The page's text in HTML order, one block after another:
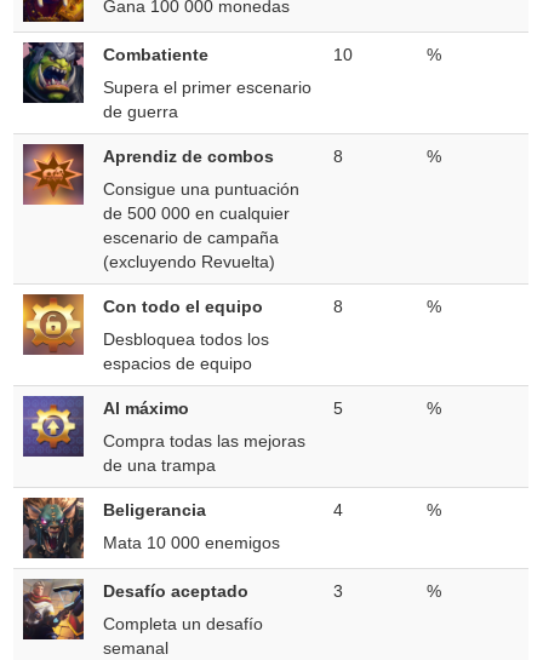
Gana 100 000 monedas
Combatiente
Supera el primer escenario
de guerra
10 %
Aprendiz de combos
Consigue una puntuación
de 500 000 en cualquier
escenario de campaña
(excluyendo Revuelta)
8 %
Con todo el equipo
Desbloquea todos los
espacios de equipo
8 %
Al máximo
Compra todas las mejoras
de una trampa
5 %
Beligerancia
Mata 10 000 enemigos
4 %
Desafío aceptado
Completa un desafío
semanal
3 %